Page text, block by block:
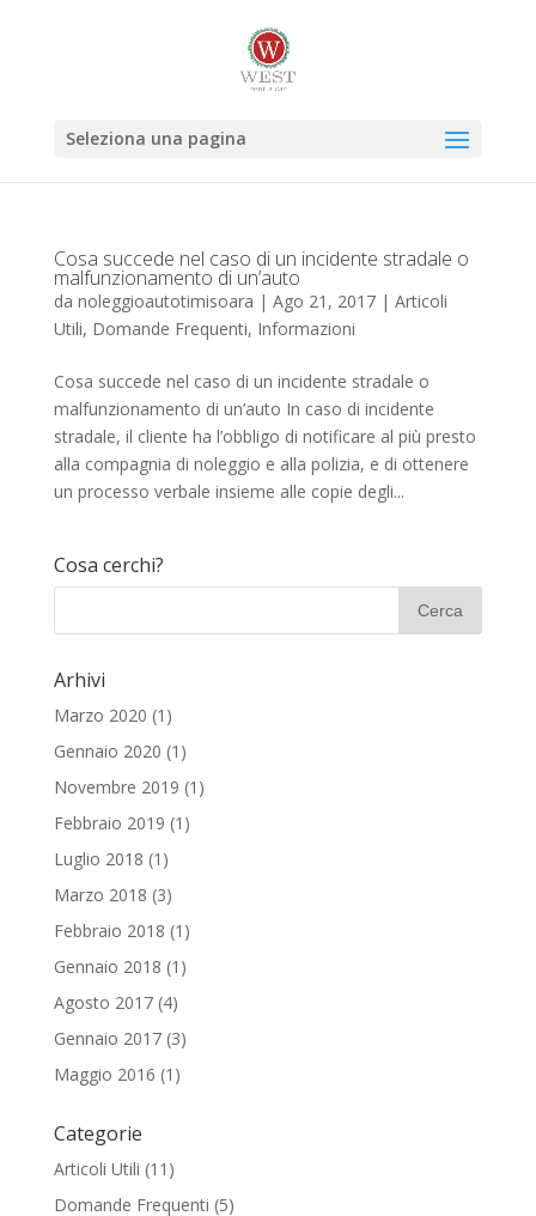
Seleziona una pagina
Cosa succede nel caso di un incidente stradale o
malfunzionamento di un’auto
da noleggioautotimisoara | Ago 21, 2017| Articoli
Utili, Domande Frequenti, Informazioni
Cosa succede nel caso di un incidente stradale o
malfunzionamento di un’auto In caso di incidente
stradale, il cliente ha l’obbligo di notificare al più presto
alla compagnia di noleggio e alla polizia, e di ottenere
un processo verbale insieme alle copie degli...
Cosa cerchi?
Arhivi
Marzo 2020 (1)
Gennaio 2020 (1)
Novembre 2019 (1)
Febbraio 2019 (1)
Luglio 2018 (1)
Marzo 2018 (3)
Febbraio 2018 (1)
Gennaio 2018 (1)
Agosto 2017(4)
Gennaio 2017(3)
Maggio 2016 (1)
Categorie
Articoli Utili (11)
Domande Frequenti (5)